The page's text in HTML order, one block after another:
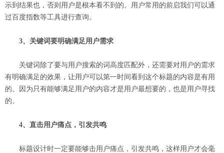
示到结果也，否则用户是根本看不到的。用户常用的前启我们可以通
过百度指数等工具进行查询。
3、关键词要明确满足用户需求
关键词除了要与用户搜索的词高度匹配外，还需要对用户的需求
有明确满足的效果，让用户可以第一时间看到这个标题的内容是有用
的。因为只有能够满足用户的内容才是用户最想要的，也是用户寻找
的。
4、直击用户痛点，引发共鸣
标题设计时一定要能够击用户痛点，引发共鸣，这样用户才会毫